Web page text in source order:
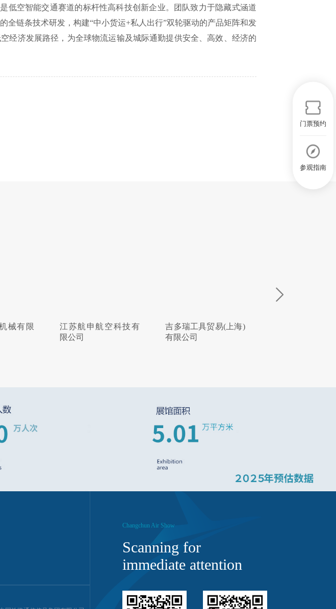
低空智能交通赛道的标杆性高科技创新企业。团队致力于隐藏式涵道
链条技术研发，构建“中小货运+私人出行”双轮驱动的产品矩阵和发
经济发展路径，为全球物流运输及城际通勤提供安全、高效、经济的
空科技有
吉多瑞工具贸易(上海)
有限公司
北京韦林意威特工业
内窥镜有限公司
Changchun Air Show
Scanning for
immediate attention
门票预约
参观指南